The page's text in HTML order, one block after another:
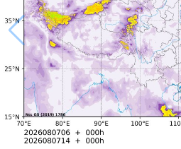
032 033 034 035
040 041 042 043
048 049 050 051
056 057 058 059
064 065